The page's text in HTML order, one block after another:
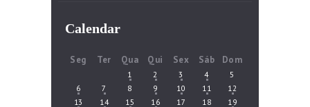
Calendar
Seg Ter Qua Qui Sex Sáb Dom
1 2 3 4
5
6
7 8 9 10 11
12
13
14 15 16 17 18
19